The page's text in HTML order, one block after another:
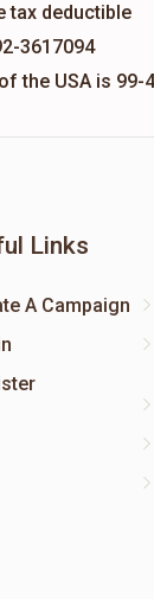
tax deductible
3617094
the USA is 99-
Links
A Campaign